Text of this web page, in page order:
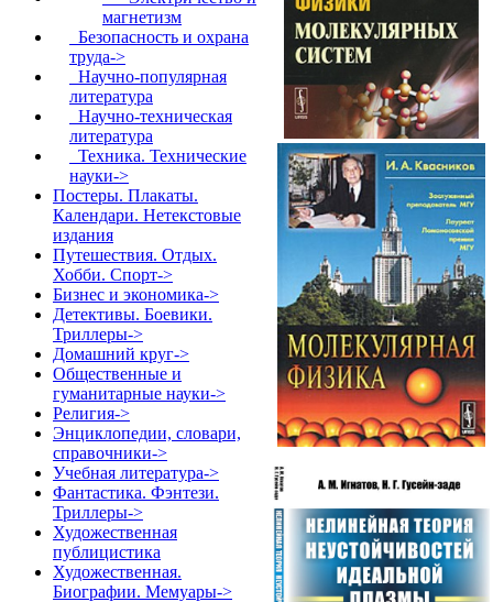
магнетизм
Безопасность и охрана
труда->
Научно-популярная
литература
Научно-техническая
литература
Техника. Технические
науки->
Постеры. Плакаты.
Календари. Нетекстовые
издания
Путешествия. Отдых.
Хобби. Спорт->
Бизнес и экономика->
Детективы. Боевики.
Триллеры->
Домашний круг->
Общественные и
гуманитарные науки->
Религия->
Энциклопедии, словари,
справочники->
Учебная литература->
Фантастика. Фэнтези.
Триллеры->
Художественная
публицистика
Художественная.
Биографии. Мемуары->